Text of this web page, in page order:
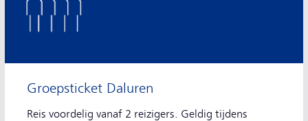
Groepsticket Daluren
Reis voordelig vanaf 2 reizigers. Geldig tijdens